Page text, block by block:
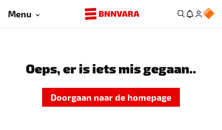
Menu
Oeps, er is iets mis gegaan..
Doorgaan naar de homepage